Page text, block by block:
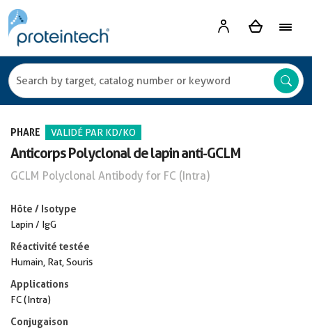
PHARE VALIDÉ PAR KD/KO
Anticorps Polyclonal de lapin anti-GCLM
GCLM Polyclonal Antibody for FC (Intra)
Hôte / Isotype
Lapin / IgG
Réactivité testée
Humain, Rat, Souris
Applications
FC (Intra)
Conjugaison